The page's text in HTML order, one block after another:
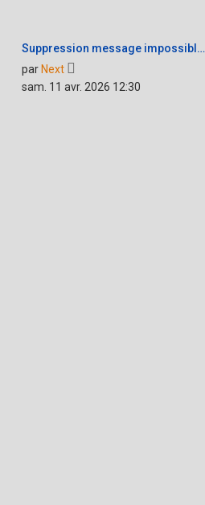
Suppression message impossibl…
par Next
sam. 11 avr. 2026 12:30